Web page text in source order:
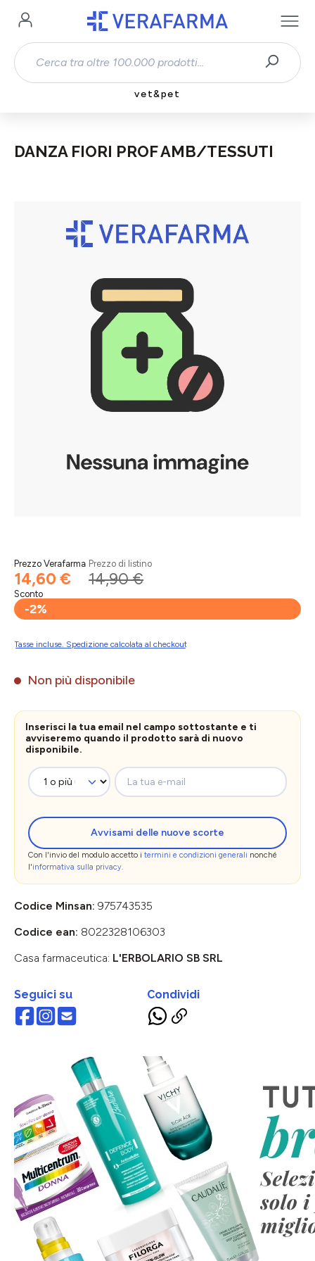
Passa al contenuto principale
vet&pet
DANZA FIORI PROF AMB/TESSUTI
Prezzo Verafarma
14,60 €
Prezzo di listino
14,90 €
Sconto
-2%
Tasse incluse. Spedizione calcolata al checkout
Non più disponibile
Inserisci la tua email nel campo sottostante e ti
avviseremo quando il prodotto sarà di nuovo
disponibile.
La tua e-mail
Avvisami delle nuove scorte
Con l'invio del modulo accetto i termini e condizioni generali nonché
l'informativa sulla privacy.
Codice Minsan: 975743535
Codice ean: 8022328106303
Casa farmaceutica: L'ERBOLARIO SB SRL
Seguici su Condividi